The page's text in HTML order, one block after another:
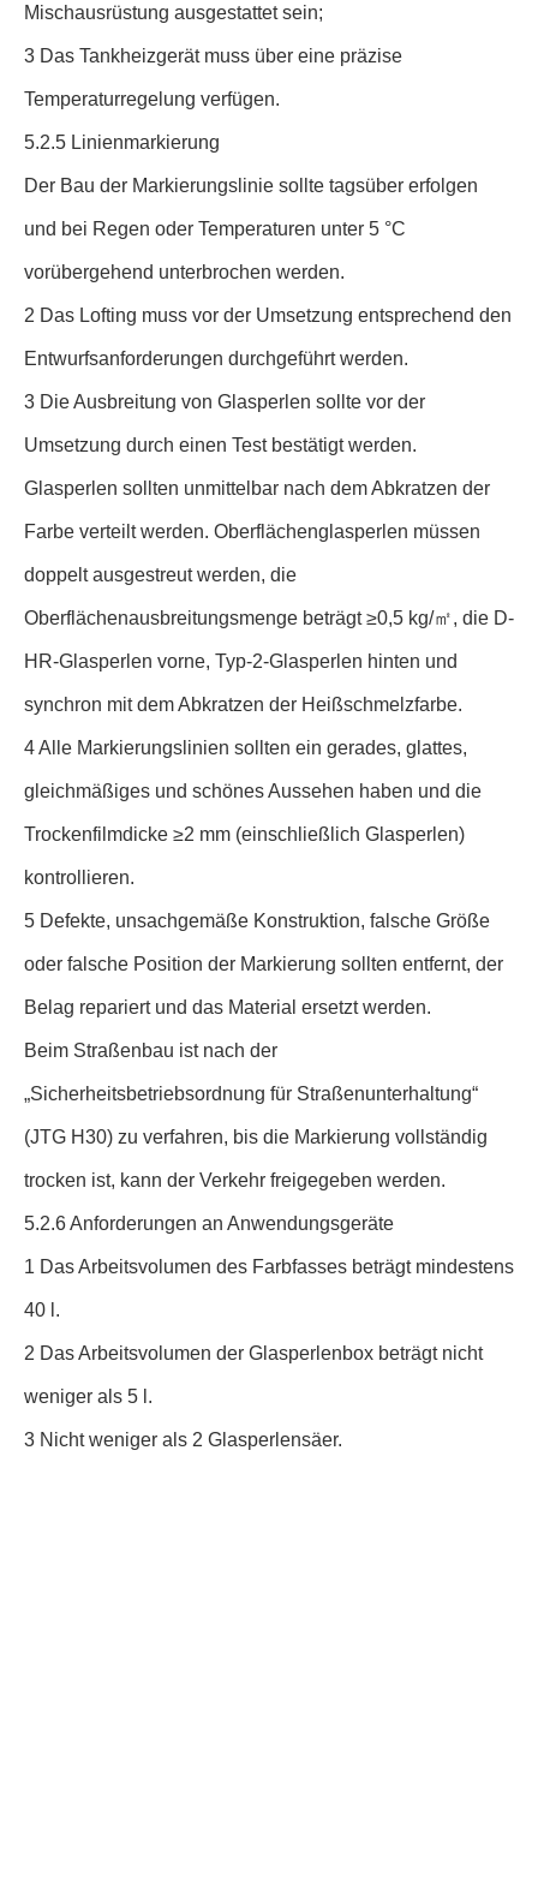
Mischausrüstung ausgestattet sein;
3 Das Tankheizgerät muss über eine präzise
Temperaturregelung verfügen.
5.2.5 Linienmarkierung
Der Bau der Markierungslinie sollte tagsüber erfolgen
und bei Regen oder Temperaturen unter 5 °C
vorübergehend unterbrochen werden.
2 Das Lofting muss vor der Umsetzung entsprechend den
Entwurfsanforderungen durchgeführt werden.
3 Die Ausbreitung von Glasperlen sollte vor der
Umsetzung durch einen Test bestätigt werden.
Glasperlen sollten unmittelbar nach dem Abkratzen der
Farbe verteilt werden. Oberflächenglasperlen müssen
doppelt ausgestreut werden, die
Oberflächenausbreitungsmenge beträgt ≥0,5 kg/㎡, die D-
HR-Glasperlen vorne, Typ-2-Glasperlen hinten und
synchron mit dem Abkratzen der Heißschmelzfarbe.
4 Alle Markierungslinien sollten ein gerades, glattes,
gleichmäßiges und schönes Aussehen haben und die
Trockenfilmdicke ≥2 mm (einschließlich Glasperlen)
kontrollieren.
5 Defekte, unsachgemäße Konstruktion, falsche Größe
oder falsche Position der Markierung sollten entfernt, der
Belag repariert und das Material ersetzt werden.
Beim Straßenbau ist nach der
„Sicherheitsbetriebsordnung für Straßenunterhaltung“
(JTG H30) zu verfahren, bis die Markierung vollständig
trocken ist, kann der Verkehr freigegeben werden.
5.2.6 Anforderungen an Anwendungsgeräte
1 Das Arbeitsvolumen des Farbfasses beträgt mindestens
40 l.
2 Das Arbeitsvolumen der Glasperlenbox beträgt nicht
weniger als 5 l.
3 Nicht weniger als 2 Glasperlensäer.